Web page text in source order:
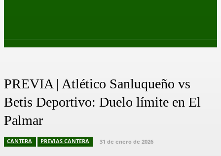
PREVIA | Atlético Sanluqueño vs
Betis Deportivo: Duelo límite en El
Palmar
CANTERA PREVIAS CANTERA 31 de enero de 2026